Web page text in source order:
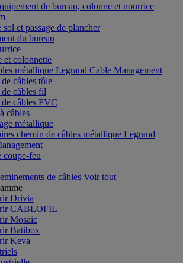
de bureau, colonne et nourrice
et passage de plancher
du bureau
et colonnette
métallique Legrand Cable Management
câbles tôle
câbles fil
câbles PVC
câbles
métallique
chemin de câbles métallique Legrand
coupe-feu
de câbles Voir tout
Drivia
CABLOFIL
Mosaic
Batibox
Keva